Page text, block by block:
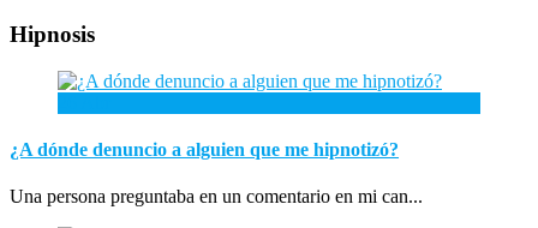
Hipnosis
¿A dónde denuncio a alguien que me hipnotizó?
Una persona preguntaba en un comentario en mi can...